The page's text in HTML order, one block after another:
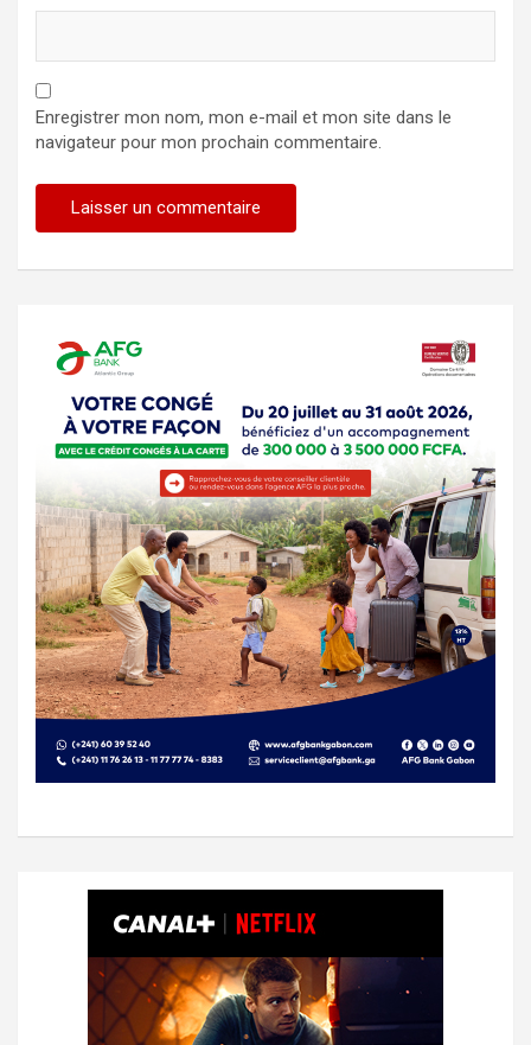
Enregistrer mon nom, mon e-mail et mon site dans le
navigateur pour mon prochain commentaire.